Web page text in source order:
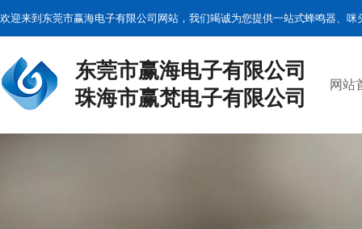
欢迎来到东莞市赢海电子有限公司网站，我们竭诚为您提供一站式蜂鸣器、
东莞市赢海电子有限公司
珠海市赢梵电子有限公司
网站